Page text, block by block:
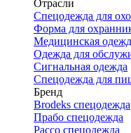
Отрасли
Спецодежда для
Форма для
Медицинская
Одежда для
Сигнальная одежда
Спецодежда для
Бренд
Brodeks спецодежда
Прабо спецодежда
Рассо спецодежда